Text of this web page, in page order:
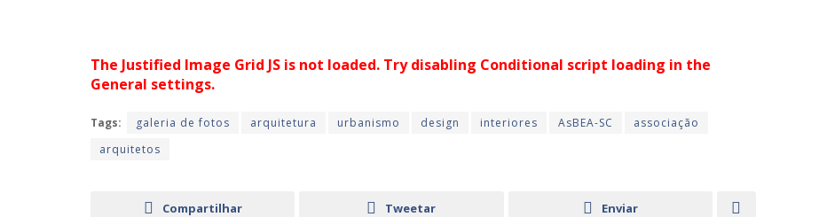
The Justified Image Grid JS is not loaded. Try disabling Conditional script loading in the
General settings.
Tags: galeria de fotos arquitetura urbanismo design interiores AsBEA-SC
associação
arquitetos
Compartilhar Tweetar Enviar